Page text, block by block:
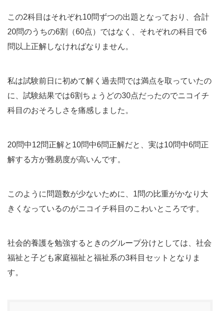
この2科目はそれぞれ10問ずつの出題となっており、合計
20問のうちの6割（60点）ではなく、それぞれの科目で6
問以上正解しなければなりません。
私は試験前日に初めて解く過去問では満点を取っていたの
に、試験結果では6割ちょうどの30点だったのでニコイチ
科目のおそろしさを痛感しました。
20問中12問正解と10問中6問正解だと、実は10問中6問正
解する方が難易度が高いんです。
このように問題数が少ないために、1問の比重がかなり大
きくなっているのがニコイチ科目のこわいところです。
社会的養護を勉強するときのグループ分けとしては、社会
福祉と子ども家庭福祉と福祉系の3科目セットとなりま
す。